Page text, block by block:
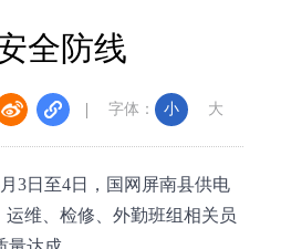
全防线
字体： 小 大
3日至4日，国网屏南县供电
维、检修、外勤班组相关员